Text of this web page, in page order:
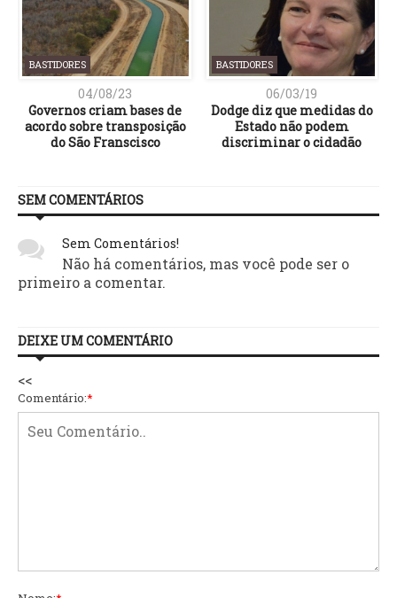
BASTIDORES
04/08/23
Governos criam bases de
acordo sobre transposição
do São Franscisco
BASTIDORES
06/03/19
Dodge diz que medidas do
Estado não podem
discriminar o cidadão
SEM COMENTÁRIOS
Sem Comentários!
Não há comentários, mas você pode ser o
primeiro a comentar.
DEIXE UM COMENTÁRIO
<<
Comentário:*